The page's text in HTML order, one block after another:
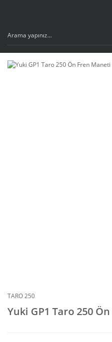
TARO 250
Yuki GP1 Taro 250